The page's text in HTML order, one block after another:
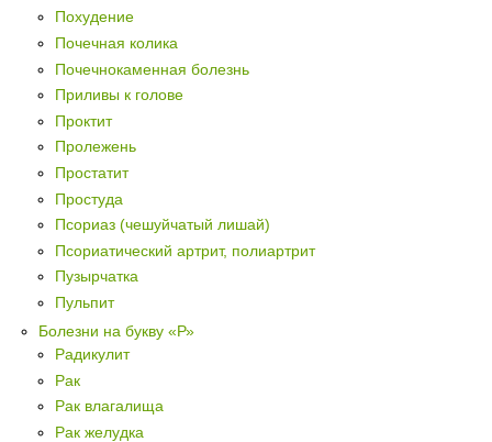
Похудение
Почечная колика
Почечнокаменная болезнь
Приливы к голове
Проктит
Пролежень
Простатит
Простуда
Псориаз (чешуйчатый лишай)
Псориатический артрит, полиартрит
Пузырчатка
Пульпит
Болезни на букву «Р»
Радикулит
Рак
Рак влагалища
Рак желудка